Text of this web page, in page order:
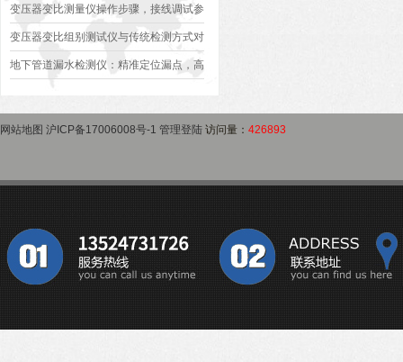
作指南
变压器是否合格？
变压器变比测量仪操作步骤，接线调试参
数设定变比测试数据保存使用教程
变压器变比组别测试仪与传统检测方式对
比：精度、速度与安全性深度分析
地下管道漏水检测仪：精准定位漏点，高
网站地图 沪ICP备17006008号-1 管理登陆 访问量： 426893